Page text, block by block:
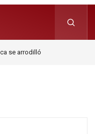
La estrategia migratoria de la